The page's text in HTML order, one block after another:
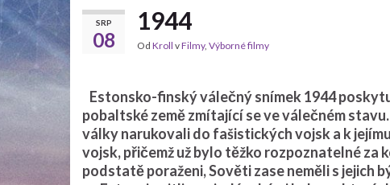
SRP
08
1944
Od Kroll vFilmy, Výborné filmy
Estonsko-finský válečný snímek 1944
pobaltské země zmítající se ve válečném
války narukovali do fašistických vojsk a k
vojsk, přičemž už bylo těžko rozpoznatelné za
podstatě poraženi, Sověti zase neměli s jejich